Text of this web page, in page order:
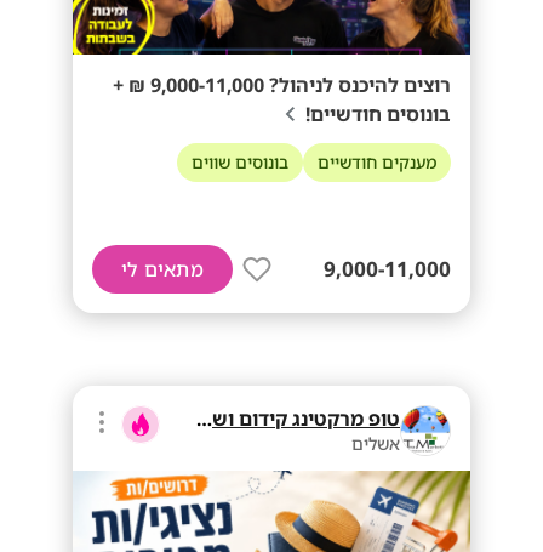
רוצים להיכנס לניהול? 9,000-11,000 ₪ +
בונוסים חודשיים!
מענקים חודשיים בונוסים שווים
9,000-11,000 מתאים לי
טופ מרקטינג קידום ושיווק בע"מ
אשלים